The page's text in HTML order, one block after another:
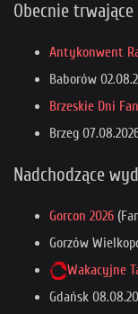
Obecnie
Antykonwent
Baborów
Brzeskie Dni
Brzeg
Nadchodzące
Gorcon 2026
Gorzów
Wakacyjne
Gdańsk